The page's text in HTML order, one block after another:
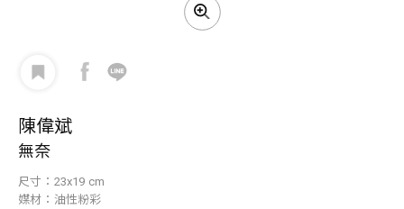
陳偉斌
無奈
尺寸：23x19 cm
媒材：油性粉彩